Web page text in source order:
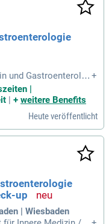
und Gastroenterolog
Wir suchen Verstär
Ihnen die Möglic
Unterstützung eines
modernen Praxis e
Vernetzung. Zu
eine leitende Roll
Gelegenheit u
erfüllende Karrier
+
|
+ weitere Benefits
Heute veröffentlicht
up
| Wiesbaden